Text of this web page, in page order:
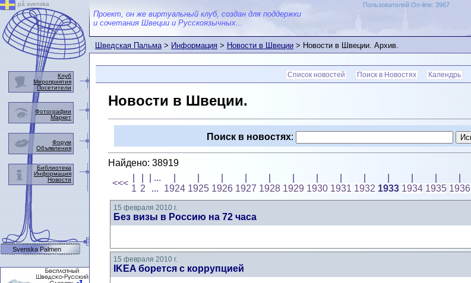
Проект, он же виртуальный клуб, создан для поддержки
и сочетания Швеции и Русскоязычных...
Пользователей On-line: 3967
Шведская Пальма>Информация>Новости в Швеции> Новости в Швеции. Архив.
Список новостей Поиск в Новостях Календрь
Новости в Швеции.
Поиск в новостях:
Найдено: 38919
<<<
1 2
| ...
...
1924 1925 1926 1927 1928 1929 1930 1931 1932 1933 1934 1935 1936
15 февраля 2010 г.
Без визы в Россию на 72 часа
15 февраля 2010 г.
IKEA борется с коррупцией
på svenska
Клуб
Мероприятия
Посетители
Фотографии
Маркет
Форум
Объявления
Библиотека
Информация
Новости
Svenska Palmen